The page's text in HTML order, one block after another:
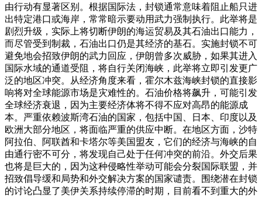
由行动有显著区别。根据国际法，封锁通常意味着阻止船只进
出特定港口或海岸，常常暗示要动用武力强制执行。此举将是
剧烈升级，实际上将切断伊朗的海运贸易及其石油出口能力，
而尽管受到制裁，石油出口仍是其经济的基石。实施封锁不可
避免地会招致伊朗的武力回应，伊朗曾多次威胁，如果其进入
国际水域的通道受阻，将自行关闭海峡，此举将立即引发更广
泛的地区冲突。
从经济角度来看，霍尔木兹海峡封锁的直接影
响将对全球能源市场是灾难性的。石油价格将飙升，可能引发
全球经济衰退，因为主要经济体将不得不应对高昂的能源成
本。严重依赖波斯湾石油的国家，包括中国、日本、印度以及
欧洲大部分地区，将面临严重的供应中断。在地区方面，沙特
阿拉伯、阿联酋和卡塔尔等美国盟友，它们的经济与海峡的自
由通行密不可分，将发现自己处于任何冲突的前沿。外交后果
也将是巨大的，因为这种侵略性举动可能会分裂国际联盟，并
招致倡导缓和局势和外交解决方案的国家谴责。
围绕潜在封锁
的讨论凸显了美伊关系持续停滞的时期，目前看不到重大的外